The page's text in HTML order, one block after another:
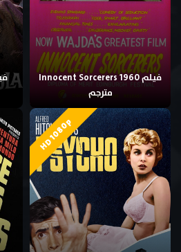
فيلم Innocent Sorcerers 1960
مترجم
HD 1080p